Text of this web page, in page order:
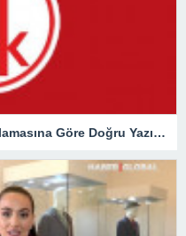
Tırabzan Nasıl Yazılır? TDK Açıklamasına Göre Doğru Yazılışı Trabzan Mı Tırabzan Mı?